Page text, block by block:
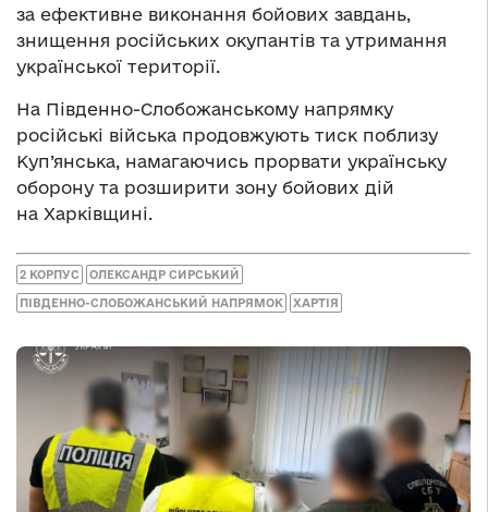
за ефективне виконання бойових завдань,
знищення російських окупантів та утримання
української території.
На Південно-Слобожанському напрямку
російські війська продовжують тиск поблизу
Куп’янська, намагаючись прорвати українську
оборону та розширити зону бойових дій
на Харківщині.
2 КОРПУС ОЛЕКСАНДР СИРСЬКИЙ
ПІВДЕННО-СЛОБОЖАНСЬКИЙ НАПРЯМОК ХАРТІЯ